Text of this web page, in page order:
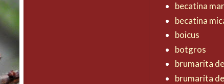
becatina
becatina
boicus
botgros
brumarita
brumarita